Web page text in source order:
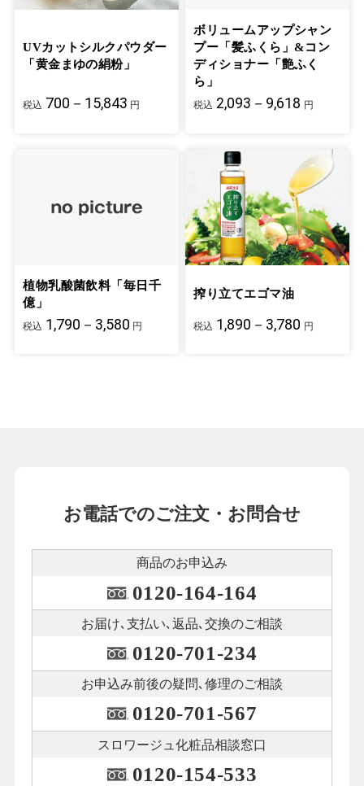
UVカットシルクパウダー
「黄金まゆの絹粉」
税込 700－15,843 円
ボリュームアップシャン
プー「髪ふくら」&コン
ディショナー「艶ふく
ら」
税込 2,093－9,618 円
植物乳酸菌飲料「毎日千
億」
税込 1,790－3,580 円
搾り立てエゴマ油
税込 1,890－3,780 円
お電話でのご注文・お問合せ
商品のお申込み
0120-164-164
お届け､支払い､ 返品､交換のご相談
0120-701-234
お申込み前後の疑問､修理のご相談
0120-701-567
スロワージュ化粧品相談窓口
0120-154-533